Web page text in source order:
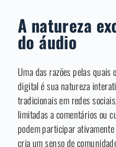
A natureza
do áudio
Uma das razões pelas
digital é sua natureza
tradicionais em redes
limitadas a comentários ou
podem participar
cria um senso de